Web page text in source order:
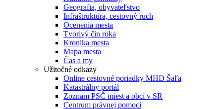
Geografia, obyvateľstvo
Infraštruktúra, cestovný ruch
Ocenenia mesta
Tvorivý čin roka
Kronika mesta
Mapa mesta
Čas a my
Užitočné odkazy
Online cestovné poriadky MHD Šaľa
Katastrálny portál
Zoznam PSČ miest a obcí v SR
Centrum právnej pomoci